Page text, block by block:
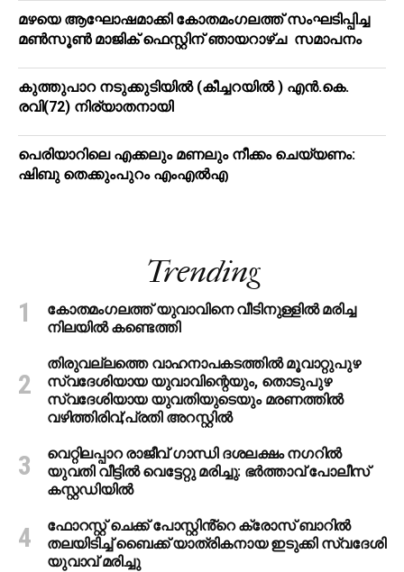
മഴയെ ആഘോഷമാക്കി കോതമംഗലത്ത് സംഘടിപ്പിച്ച
മൺസൂൺ മാജിക് ഫെസ്റ്റിന് ഞായറാഴ്ച സമാപനം
കുത്തുപാറ നടുക്കുടിയിൽ (കീച്ചറയിൽ ) എൻ.കെ.
രവി(72) നിര്യാതനായി
പെരിയാറിലെ എക്കലും മണലും നീക്കം ചെയ്യണം:
ഷിബു തെക്കുംപുറം എംഎൽഎ
Trending
കോതമംഗലത്ത് യുവാവിനെ വീടിനുള്ളിൽ മരിച്ച
നിലയിൽ കണ്ടെത്തി
തിരുവല്ലത്തെ വാഹനാപകടത്തില്‍ മൂവാറ്റുപുഴ
സ്വദേശിയായ യുവാവിന്റെയും, തൊടുപുഴ
സ്വദേശിയായ യുവതിയുടെയും മരണത്തില്‍
വഴിത്തിരിവ്;പ്രതി അറസ്റ്റില്‍
വെറ്റിലപ്പാറ രാജീവ് ഗാന്ധി ദശലക്ഷം നഗറിൽ
യുവതി വീട്ടിൽ വെട്ടേറ്റു മരിച്ചു: ഭർത്താവ് പോലീസ്
കസ്റ്റഡിയിൽ
ഫോറസ്റ്റ് ചെക്ക് പോസ്റ്റിൻ്റെ ക്രോസ് ബാറില്‍
തലയിടിച്ച് ബൈക്ക് യാത്രികനായ ഇടുക്കി സ്വദേശി
യുവാവ് മരിച്ചു